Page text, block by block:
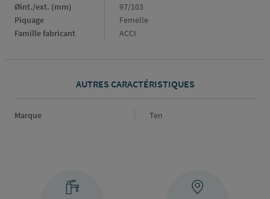
Øint./ext. (mm)
97/103
Piquage
Femelle
Famille fabricant
ACCI
AUTRES CARACTÉRISTIQUES
Marque Marque
Ten